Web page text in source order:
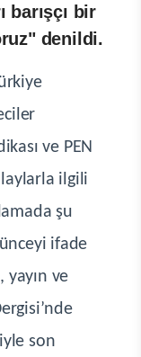
bir
denildi.
ve PEN
ilgili
şu
ifade
yayın ve
son